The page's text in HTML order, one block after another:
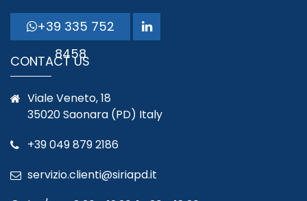
+39 335 752
8458
CONTACT US
Viale Veneto, 18
35020 Saonara (PD) Italy
+39 049 879 2186
servizio.clienti@siriapd.it